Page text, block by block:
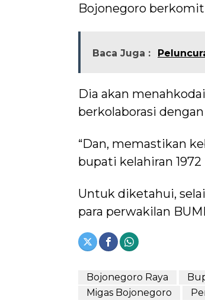
Bojonegoro
Baca Juga :
Dia akan
berkolaborasi
“Dan, memastikan
bupati kelahiran 1972
Untuk diketahui,
para perwakilan
Bojonegoro Raya
Migas Bojonegoro